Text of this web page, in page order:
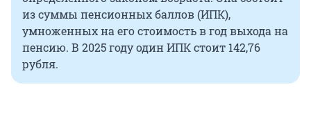
из суммы пенсионных баллов (ИПК),
умноженных на его стоимость в год выхода на
пенсию. В 2025 году один ИПК стоит 142,76
рубля.